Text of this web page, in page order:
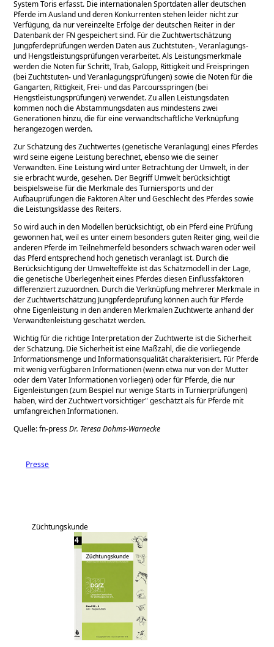
System Toris erfasst. Die internationalen Sportdaten aller deutschen
Pferde im Ausland und deren Konkurrenten stehen leider nicht zur
Verfügung, da nur vereinzelte Erfolge der deutschen Reiter in der
Datenbank der FN gespeichert sind. Für die Zuchtwertschätzung
Jungpferdeprüfungen werden Daten aus Zuchtstuten-, Veranlagungs-
und Hengstleistungsprüfungen verarbeitet. Als Leistungsmerkmale
werden die Noten für Schritt, Trab, Galopp, Rittigkeit und Freispringen
(bei Zuchtstuten- und Veranlagungsprüfungen) sowie die Noten für die
Gangarten, Rittigkeit, Frei- und das Parcoursspringen (bei
Hengstleistungsprüfungen) verwendet. Zu allen Leistungsdaten
kommen noch die Abstammungsdaten aus mindestens zwei
Generationen hinzu, die für eine verwandtschaftliche Verknüpfung
herangezogen werden.
Zur Schätzung des Zuchtwertes (genetische Veranlagung) eines Pferdes
wird seine eigene Leistung berechnet, ebenso wie die seiner
Verwandten. Eine Leistung wird unter Betrachtung der Umwelt, in der
sie erbracht wurde, gesehen. Der Begriff Umwelt berücksichtigt
beispielsweise für die Merkmale des Turniersports und der
Aufbauprüfungen die Faktoren Alter und Geschlecht des Pferdes sowie
die Leistungsklasse des Reiters.
So wird auch in den Modellen berücksichtigt, ob ein Pferd eine Prüfung
gewonnen hat, weil es unter einem besonders guten Reiter ging, weil die
anderen Pferde im Teilnehmerfeld besonders schwach waren oder weil
das Pferd entsprechend hoch genetisch veranlagt ist. Durch die
Berücksichtigung der Umwelteffekte ist das Schätzmodell in der Lage,
die genetische Überlegenheit eines Pferdes diesen Einflussfaktoren
differenziert zuzuordnen. Durch die Verknüpfung mehrerer Merkmale in
der Zuchtwertschätzung Jungpferdeprüfung können auch für Pferde
ohne Eigenleistung in den anderen Merkmalen Zuchtwerte anhand der
Verwandtenleistung geschätzt werden.
Wichtig für die richtige Interpretation der Zuchtwerte ist die Sicherheit
der Schätzung. Die Sicherheit ist eine Maßzahl, die die vorliegende
Informationsmenge und Informationsqualität charakterisiert. Für Pferde
mit wenig verfügbaren Informationen (wenn etwa nur von der Mutter
oder dem Vater Informationen vorliegen) oder für Pferde, die nur
Eigenleistungen (zum Bespiel nur wenige Starts in Turnierprüfungen)
haben, wird der Zuchtwert vorsichtiger" geschätzt als für Pferde mit
umfangreichen Informationen.
Quelle: fn-pressDr. Teresa Dohms-Warnecke
Presse
Züchtungskunde